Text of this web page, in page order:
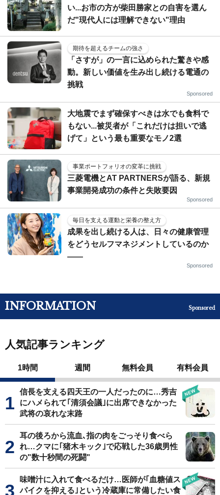
い...お市の方が柴田勝家との自害を選ん
だ"現代人には理解できない"理由
期待を超えるチームの強さ
「さすが」の一言に込められた驚きや感
動。新しい価値を生み出し続ける電通の
挑戦
Sponsored
大地震でまず確保すべきは水でも食料で
もない...被災者が「これだけは担いで逃
げて」という最も重要なモノ2選
事業ポートフォリオの変革に挑戦
三菱電機とAT PARTNERSが語る、新規
事業開発成功の条件と失敗要因
Sponsored
毎日を支える運動と栄養の整え方
成果を出し続ける人は、日々の健康管理
をどうセルフマネジメントしているのか
——
Sponsored
INFORMATION Sponsored
人気記事ランキング
1時間 週間 無料会員 有料会員
信長を支える四天王の一人だったのに…秀吉
にハメられて｢清須会議｣に出席できなかった
武将の哀れな末路
耳の後ろから流血､指の肉をごっそり食べら
れ…クマに｢猪木キック｣で応戦した36歳男性
の"数十秒間の死闘"
味噌汁に入れて食べるだけ…医師が｢血糖値ス
パイクを抑える｣という冷蔵庫に常備したい食